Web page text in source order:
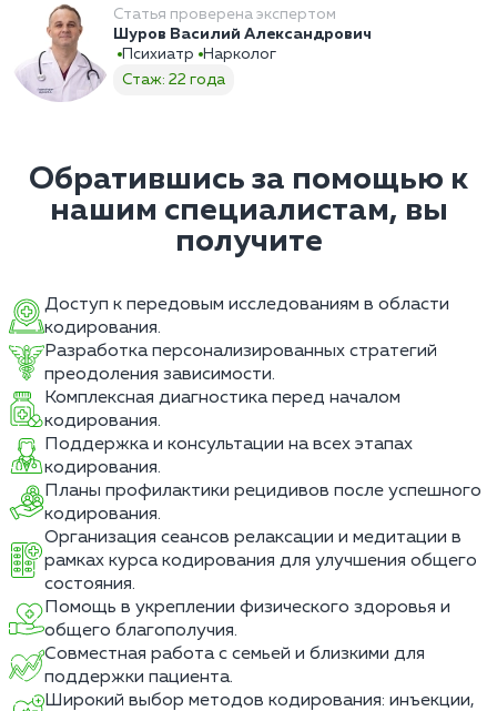
Статья проверена экспертом
Шуров Василий Александрович
Психиатр
Нарколог
Стаж: 22 года
Обратившись за помощью к
нашим специалистам, вы
получите
Доступ к передовым исследованиям в области
кодирования.
Разработка персонализированных стратегий
преодоления зависимости.
Комплексная диагностика перед началом
кодирования.
Поддержка и консультации на всех этапах
кодирования.
Планы профилактики рецидивов после успешного
кодирования.
Организация сеансов релаксации и медитации в
рамках курса кодирования для улучшения общего
состояния.
Помощь в укреплении физического здоровья и
общего благополучия.
Совместная работа с семьей и близкими для
поддержки пациента.
Широкий выбор методов кодирования: инъекции,